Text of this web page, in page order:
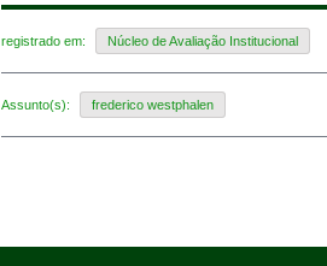
registrado em: Núcleo de Avaliação Institucional
Assunto(s): frederico westphalen